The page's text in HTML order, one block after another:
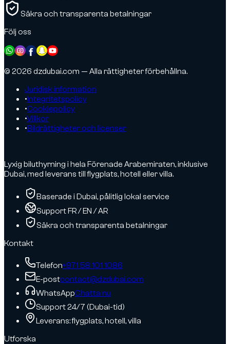
Säkra och transparenta betalningar
Följ oss
© 2026 dzdubai.com — Alla rättigheter förbehållna.
Juridisk information
•Integritetspolicy
•Cookiepolicy
•Villkor
•Bildrättigheter och licenser
Lyxig biluthyrning i hela Förenade Arabemiraten, inklusive
Dubai, med leverans till flygplats, hotell eller villa.
Baserade i Dubai, pålitlig lokal service
Support FR / EN / AR
Säkra och transparenta betalningar
Kontakt
Telefon+971 58 101 1086
E-postcontact@dzdubai.com
WhatsAppChatta nu
Support 24/7 (Dubai-tid)
Leverans: flygplats, hotell, villa
Utforska